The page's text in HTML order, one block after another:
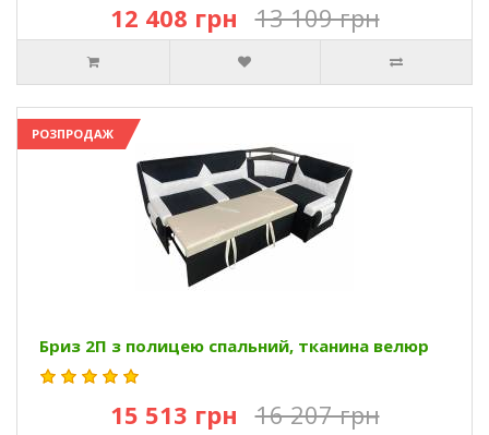
12 408 грн 13 109 грн
РОЗПРОДАЖ
Бриз 2П з полицею спальний, тканина велюр
15 513 грн 16 207 грн